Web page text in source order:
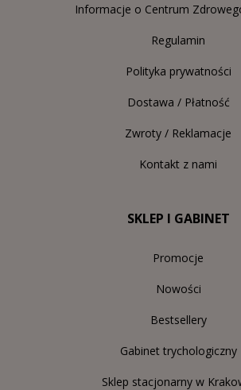
Informacje o Centrum
Regulamin
Polityka prywatności
Dostawa / Płatność
Zwroty / Reklamacje
Kontakt z nami
SKLEP I GABINET
Promocje
Nowości
Bestsellery
Gabinet trychologiczny
Sklep stacjonarny w